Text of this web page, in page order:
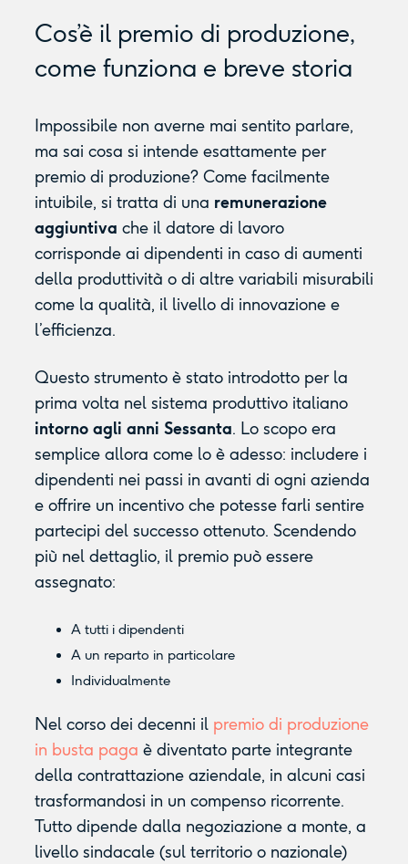
Cos’è il premio di produzione,
come funziona e breve storia
Impossibile non averne mai sentito parlare,
ma sai cosa si intende esattamente per
premio di produzione? Come facilmente
intuibile, si tratta di una remunerazione
aggiuntiva che il datore di lavoro
corrisponde ai dipendenti in caso di aumenti
della produttività o di altre variabili misurabili
come la qualità, il livello di innovazione e
l’efficienza.
Questo strumento è stato introdotto per la
prima volta nel sistema produttivo italiano
intorno agli anni Sessanta. Lo scopo era
semplice allora come lo è adesso: includere i
dipendenti nei passi in avanti di ogni azienda
e offrire un incentivo che potesse farli sentire
partecipi del successo ottenuto. Scendendo
più nel dettaglio, il premio può essere
assegnato:
A tutti i dipendenti
A un reparto in particolare
Individualmente
Nel corso dei decenni il premio di produzione
in busta paga è diventato parte integrante
della contrattazione aziendale, in alcuni casi
trasformandosi in un compenso ricorrente.
Tutto dipende dalla negoziazione a monte, a
livello sindacale (sul territorio o nazionale)